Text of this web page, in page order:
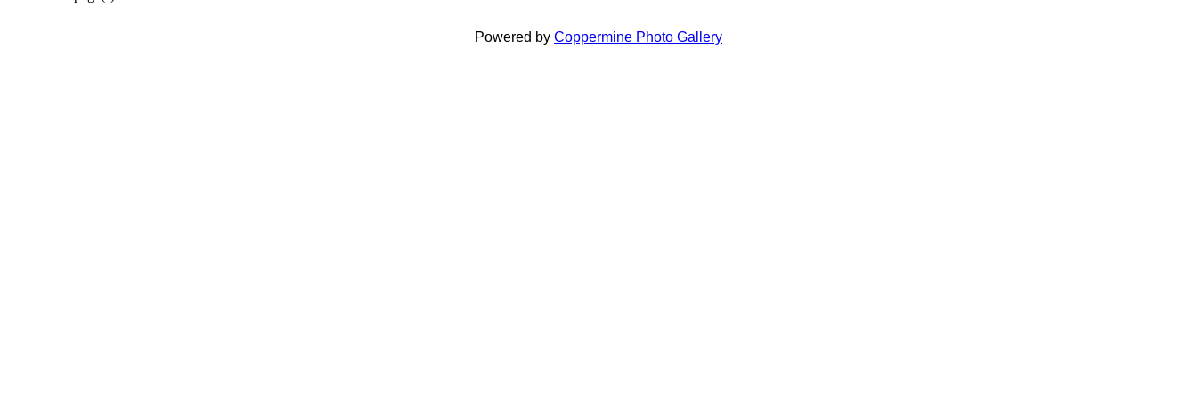
Powered by Coppermine Photo Gallery